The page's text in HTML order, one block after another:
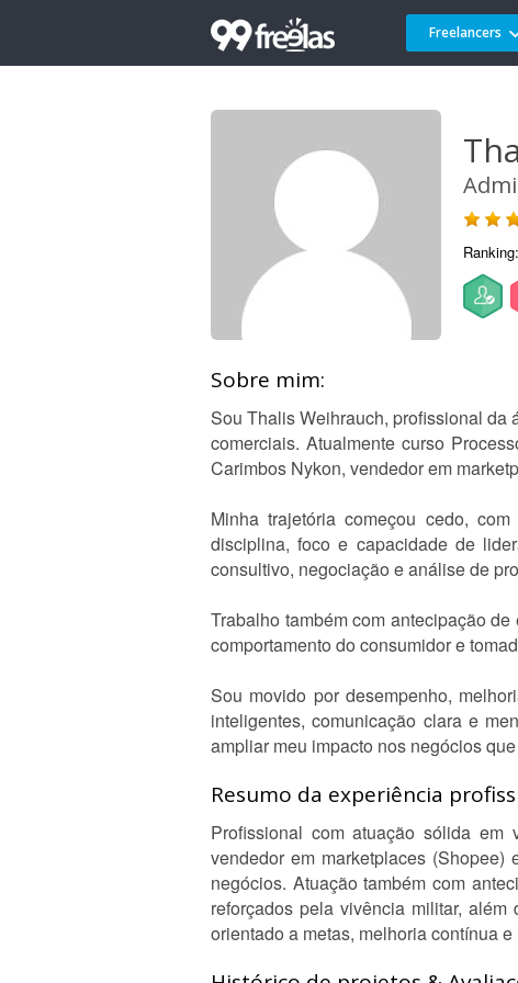
Freelancers
Ranking:
Sobre mim:
Sou Thalis Weihrauch, profissional da
comerciais. Atualmente curso
Carimbos Nykon, vendedor em
Minha trajetória começou cedo,
disciplina, foco e capacidade de
consultivo, negociação e análise de
Trabalho também com antecipação
comportamento do consumidor e
Sou movido por desempenho,
inteligentes, comunicação clara e
ampliar meu impacto nos negócios
Resumo da experiência
Profissional com atuação sólida em
vendedor em marketplaces
negócios. Atuação também com
reforçados pela vivência militar,
orientado a metas, melhoria contínua